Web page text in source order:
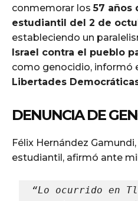
conmemorar los57 años
estudiantil del 2 de
estableciendo un
Israel contra el pueblo
como genocidio, informó
Libertades
DENUNCIA DE
Félix Hernández
estudiantil, afirmó ante
“Lo ocurrido en